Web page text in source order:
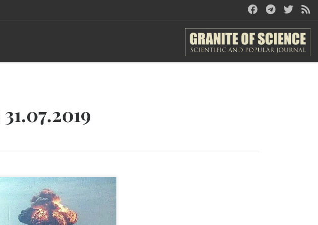
31.07.2019
В силу своей удаленности, а
также внутри- и
внешнеполитического курсов,